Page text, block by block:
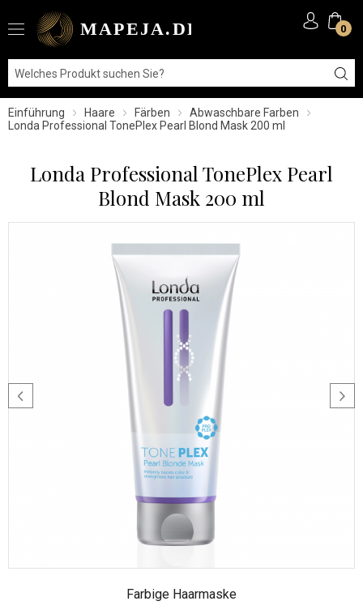
0
Einführung Haare Färben
Abwaschbare Farben
Londa Professional TonePlex Pearl Blond Mask 200 ml
Londa Professional TonePlex Pearl
Blond Mask 200 ml
Farbige Haarmaske